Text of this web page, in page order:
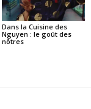
Dans la Cuisine des
Nguyen : le goût des
nôtres